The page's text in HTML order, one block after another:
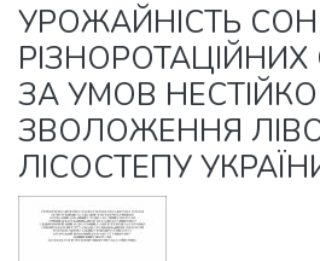
Statistics
УРОЖАЙНІСТЬ
РІЗНОРОТАЦІЙНИХ
ЗА УМОВ
ЗВОЛОЖЕННЯ
ЛІСОСТЕПУ